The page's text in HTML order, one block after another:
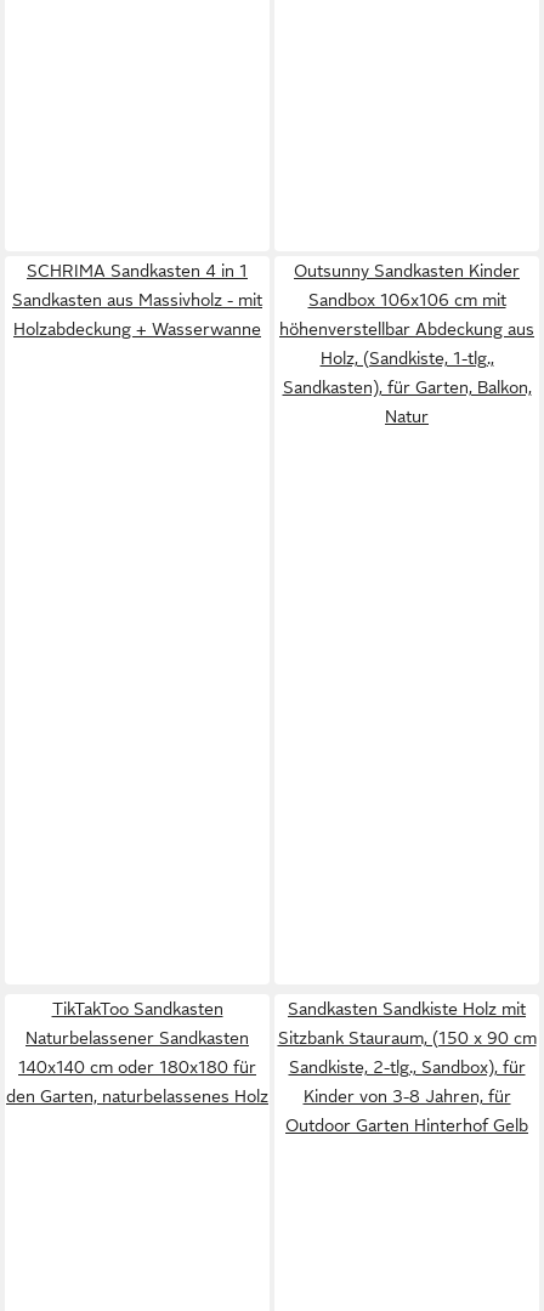
SCHRIMA Sandkasten 4 in 1
Sandkasten aus Massivholz - mit
Holzabdeckung + Wasserwanne
Outsunny Sandkasten Kinder
Sandbox 106x106 cm mit
höhenverstellbar Abdeckung aus
Holz, (Sandkiste, 1-tlg.,
Sandkasten), für Garten, Balkon,
Natur
TikTakToo Sandkasten
Naturbelassener Sandkasten
140x140 cm oder 180x180 für
den Garten, naturbelassenes Holz
Sandkasten Sandkiste Holz mit
Sitzbank Stauraum, (150 x 90 cm
Sandkiste, 2-tlg., Sandbox), für
Kinder von 3-8 Jahren, für
Outdoor Garten Hinterhof Gelb